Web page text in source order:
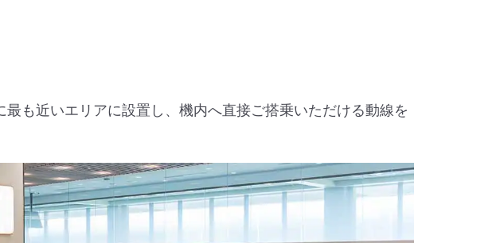
も近いエリアに設置し、機内へ直接ご搭乗いただける動線を